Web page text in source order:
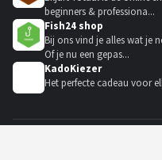
beginners & professiona...
Fish24 shop
Bij ons vind je alles wat je
Of je nu een gepas...
KadoKiezer
Het perfecte cadeau voor